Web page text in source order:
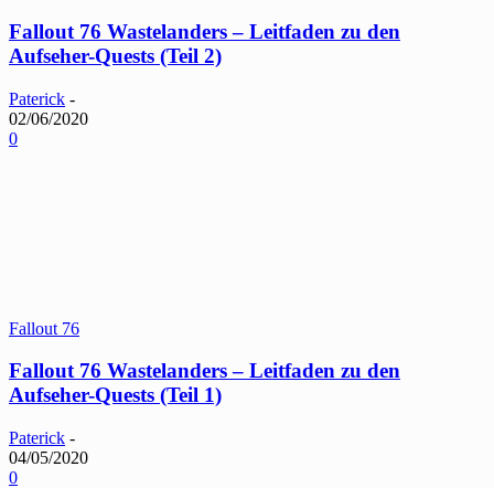
Fallout 76 Wastelanders – Leitfaden zu den
Aufseher-Quests (Teil 2)
Paterick -
02/06/2020
0
Fallout 76
Fallout 76 Wastelanders – Leitfaden zu den
Aufseher-Quests (Teil 1)
Paterick -
04/05/2020
0